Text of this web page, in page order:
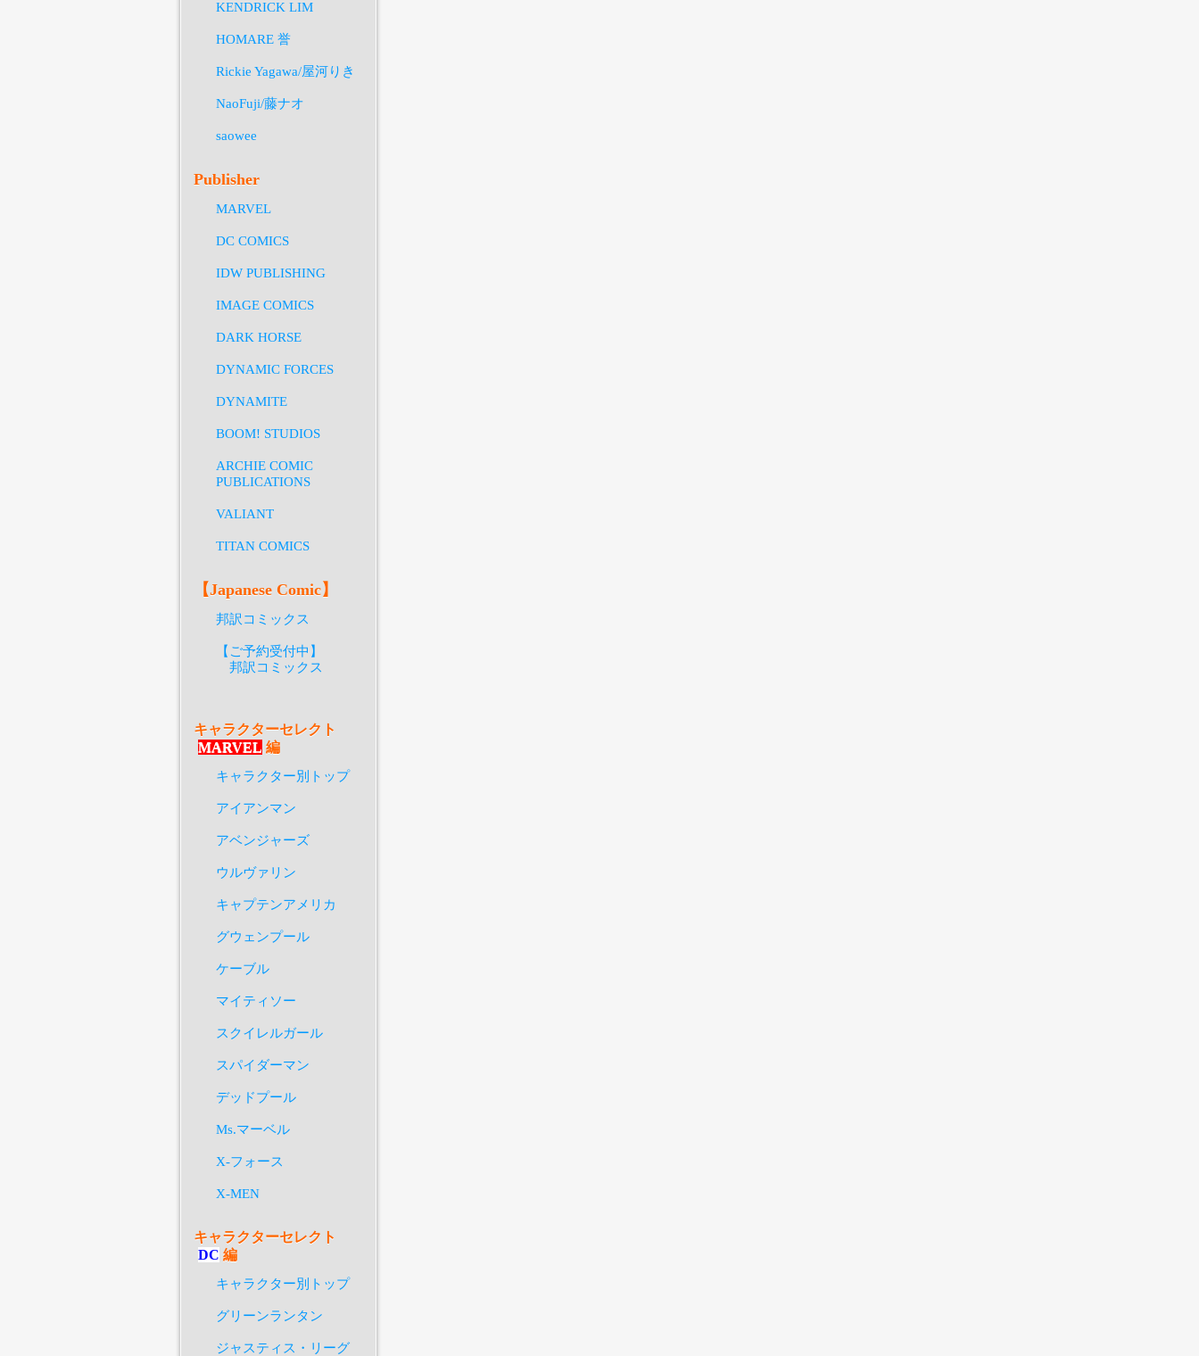
KENDRICK LIM
HOMARE 誉
Rickie Yagawa/屋河りき
NaoFuji/藤ナオ
saowee
Publisher
MARVEL
DC COMICS
IDW PUBLISHING
IMAGE COMICS
DARK HORSE
DYNAMIC FORCES
DYNAMITE
BOOM! STUDIOS
ARCHIE COMIC
PUBLICATIONS
VALIANT
TITAN COMICS
【Japanese Comic】
邦訳コミックス
【ご予約受付中】
邦訳コミックス
キャラクターセレクト
MARVEL 編
キャラクター別トップ
アイアンマン
アベンジャーズ
ウルヴァリン
キャプテンアメリカ
グウェンプール
ケーブル
マイティソー
スクイレルガール
スパイダーマン
デッドプール
Ms.マーベル
X-フォース
X-MEN
キャラクターセレクト
DC 編
キャラクター別トップ
グリーンランタン
ジャスティス・リーグ